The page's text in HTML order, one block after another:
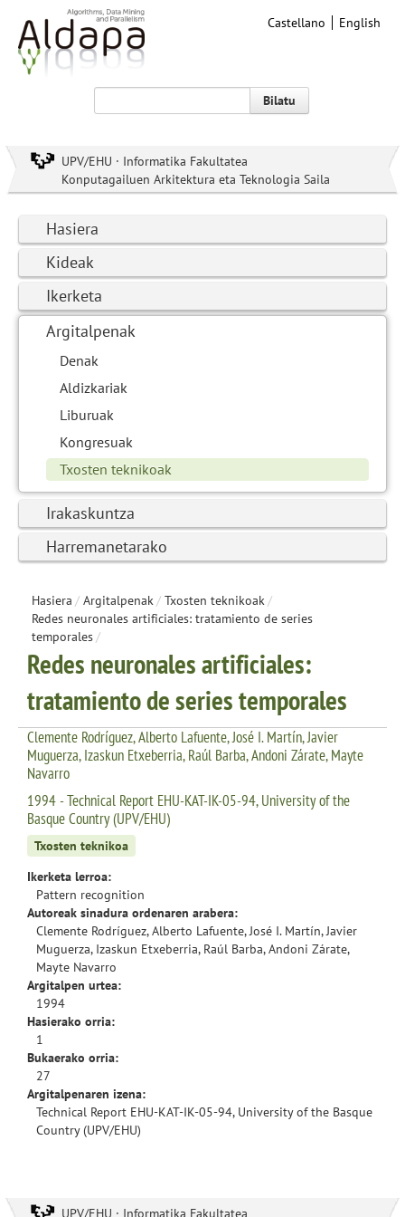
Castellano English
Bilatu
UPV/EHU · Informatika Fakultatea
Konputagailuen Arkitektura eta Teknologia Saila
Hasiera
Kideak
Ikerketa
Argitalpenak
Denak
Aldizkariak
Liburuak
Kongresuak
Txosten teknikoak
Irakaskuntza
Harremanetarako
Hasiera / Argitalpenak/ Txosten teknikoak/
Redes neuronales artificiales: tratamiento de series
temporales/
Redes neuronales artificiales:
tratamiento de series temporales
Clemente Rodríguez, Alberto Lafuente, José I. Martín, Javier
Muguerza, Izaskun Etxeberria, Raúl Barba, Andoni Zárate, Mayte
Navarro
1994 - Technical Report EHU-KAT-IK-05-94, University of the
Basque Country (UPV/EHU)
Txosten teknikoa
Ikerketa lerroa:
Pattern recognition
Autoreak sinadura ordenaren arabera:
Clemente Rodríguez, Alberto Lafuente, José I. Martín, Javier
Muguerza, Izaskun Etxeberria, Raúl Barba, Andoni Zárate,
Mayte Navarro
Argitalpen urtea:
1994
Hasierako orria:
1
Bukaerako orria:
27
Argitalpenaren izena:
Technical Report EHU-KAT-IK-05-94, University of the Basque
Country (UPV/EHU)
UPV/EHU · Informatika Fakultatea